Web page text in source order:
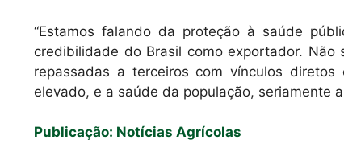
“Estamos falando da proteção à saúde
credibilidade do Brasil como exportador.
repassadas a terceiros com vínculos
elevado, e a saúde da população, seriamente
Publicação: Notícias Agrícolas